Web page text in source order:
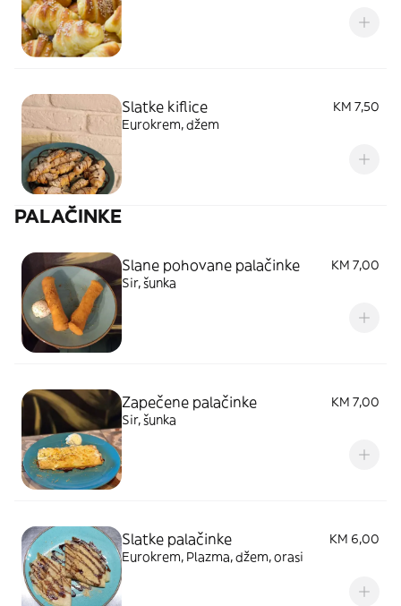
Slatke kiflice
KM 7,50
Eurokrem, džem
PALAČINKE
Slane pohovane palačinke
KM 7,00
Sir, šunka
Zapečene palačinke
KM 7,00
Sir, šunka
Slatke palačinke
KM 6,00
Eurokrem, Plazma, džem, orasi